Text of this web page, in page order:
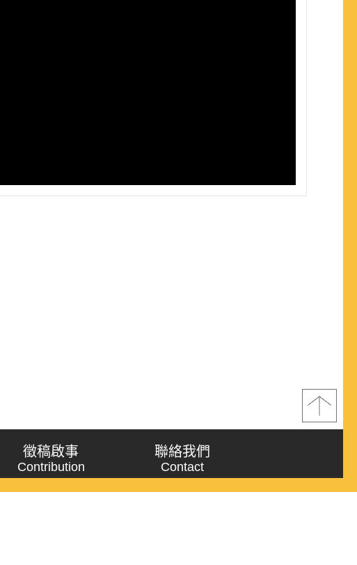
徵稿啟事
Contribution
聯絡我們
Contact